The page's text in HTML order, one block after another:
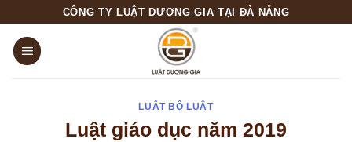
content
CÔNG TY LUẬT DƯƠNG GIA TẠI ĐÀ NẴNG
LUẬT BỘ LUẬT
Luật giáo dục năm 2019